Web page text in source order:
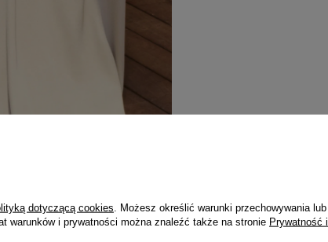
dotyczącą cookies . Możesz określić warunki przechowywania lub
warunków i prywatności można znaleźć także na stronie Prywatność i